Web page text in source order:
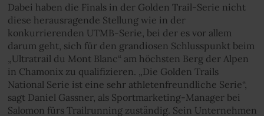
Dabei haben die Finals in der Golden Trail-Serie nicht
diese herausragende Stellung wie in der
konkurrierenden UTMB-Serie, bei der es vor allem
darum geht, sich für den grandiosen Schlusspunkt beim
„Ultratrail du Mont Blanc“ am höchsten Berg der Alpen
in Chamonix zu qualifizieren. „Die Golden Trails
National Serie ist eine sehr athletenfreundliche Serie“,
sagt Daniel Gassner, als Sportmarketing-Manager bei
Salomon fürs Trailrunning zuständig. Sein Unternehmen